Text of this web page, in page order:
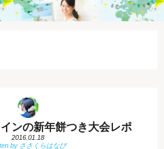
ンの新年餅つき大会レポ
2016.01.18